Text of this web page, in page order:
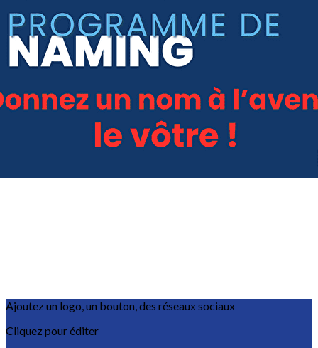
Exporter les lignes sélectionnées
Exporter toutes les colonnes
Exporter uniquement les colonnes affichées
?>
Ajoutez un logo, un bouton, des réseaux sociaux
Cliquez pour éditer